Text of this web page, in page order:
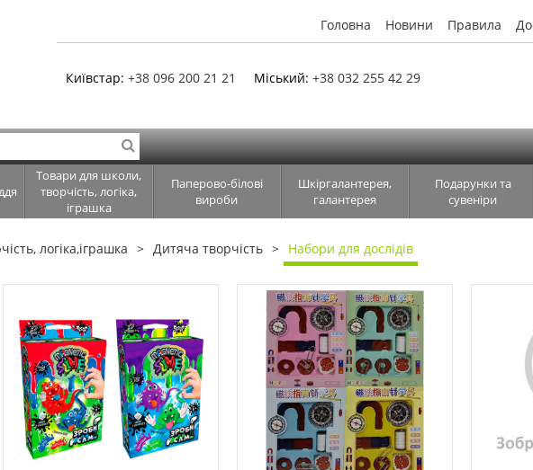
Головна Новини Правила
Київстар: +38 096 200 21 21 Міський: +38 032 255 42 29
Товари для школи,
творчість, логіка,
іграшка
Паперово-білові
вироби
Шкіргалантерея,
галантерея
Подарунки та
сувеніри
логіка,іграшка Дитяча творчість Набори для дослідів